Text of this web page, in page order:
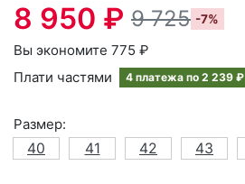
8 950 ₽ 9 725 -7%
Вы экономите 775 ₽
Плати частями
4 платежа по 2 239 ₽
Размер:
40
41 42 43